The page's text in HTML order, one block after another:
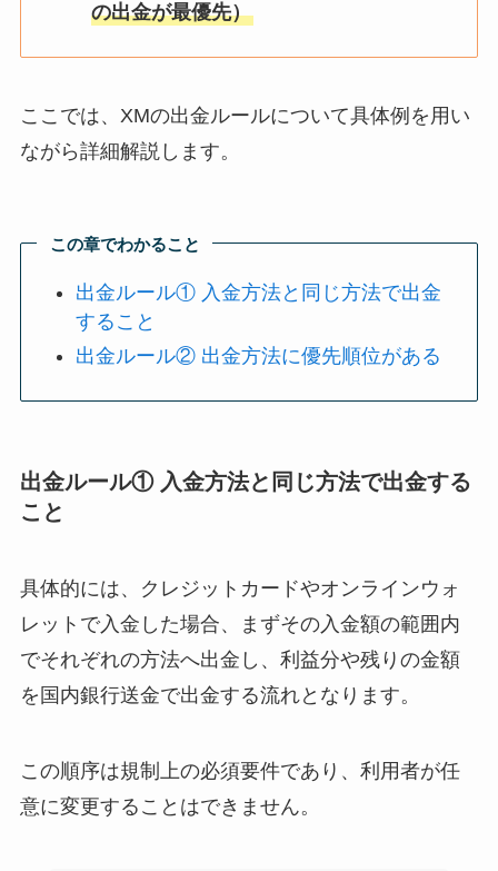
の出金が最優先）
ここでは、XMの出金ルールについて具体例を用い
ながら詳細解説します。
この章でわかること
出金ルール① 入金方法と同じ方法で出金
すること
出金ルール② 出金方法に優先順位がある
出金ルール① 入金方法と同じ方法で出金する
こと
具体的には、クレジットカードやオンラインウォ
レットで入金した場合、まずその入金額の範囲内
でそれぞれの方法へ出金し、利益分や残りの金額
を国内銀行送金で出金する流れとなります。
この順序は規制上の必須要件であり、利用者が任
意に変更することはできません。